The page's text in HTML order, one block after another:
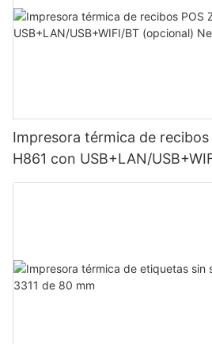
Impresora térmica de recibos
H861 con USB+LAN/
Negra